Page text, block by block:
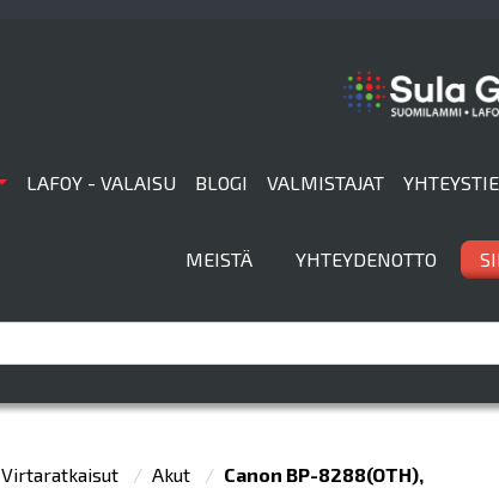
LAFOY - VALAISU BLOGI VALMISTAJAT
MEISTÄ YHTEYDENOTTO
Virtaratkaisut Akut Canon BP-8288(OTH),